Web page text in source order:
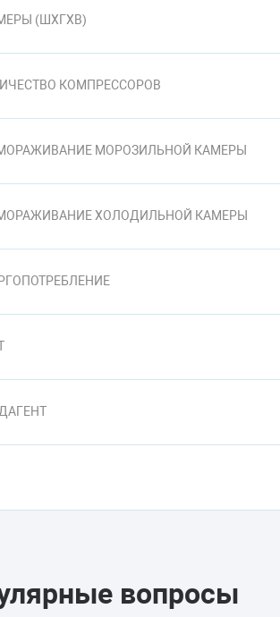
(ШXГXВ)
КОМПРЕССОРОВ
МОРОЗИЛЬНОЙ КАМЕРЫ
ХОЛОДИЛЬНОЙ КАМЕРЫ
вопросы